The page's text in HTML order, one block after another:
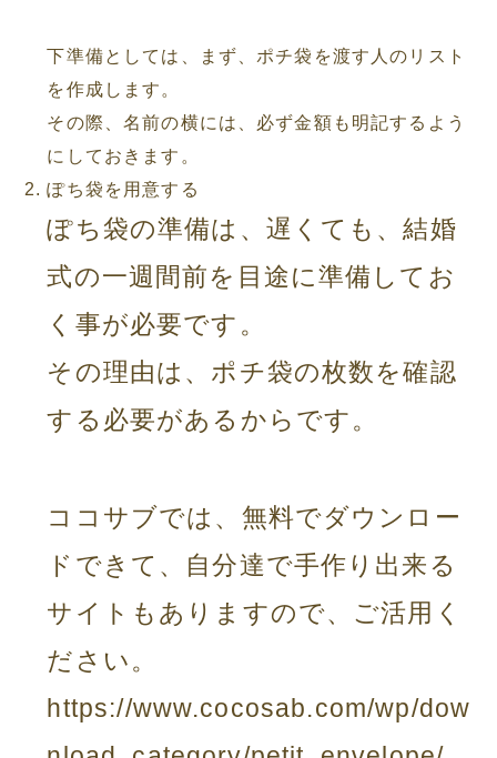
下準備としては、まず、ポチ袋を渡す人のリスト
を作成します。
その際、名前の横には、必ず金額も明記するよう
にしておきます。
ぽち袋を用意する
ぽち袋の準備は、遅くても、結婚
式の一週間前を目途に準備してお
く事が必要です。
その理由は、ポチ袋の枚数を確認
する必要があるからです。
ココサブでは、無料でダウンロー
ドできて、自分達で手作り出来る
サイトもありますので、ご活用く
ださい。
https://www.cocosab.com/wp/dow